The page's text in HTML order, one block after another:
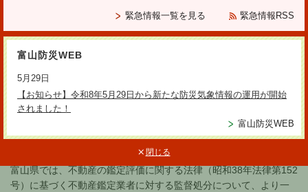
緊急情報一覧を見る 緊急情報RSS
富山防災WEB
5月29日
【お知らせ】令和8年5月29日から新たな防災気象情報の運用が開始
されました！
富山防災WEB
閉じる
テーマから探す
不動産鑑定業者による違反行為に
富山県では、不動産の鑑定評価に関する法律（昭和38年法律第152
号）に基づく不動産鑑定業者に対する監督処分について、より一